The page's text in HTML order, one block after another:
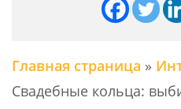
Главная страница »
Свадебные кольца: